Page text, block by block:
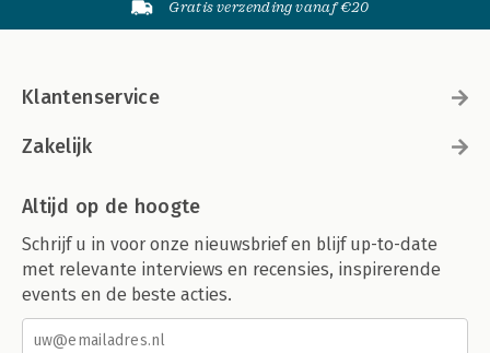
Gratis verzending vanaf €20
Klantenservice
Zakelijk
Altijd op de hoogte
Schrijf u in voor onze nieuwsbrief en blijf up-to-date
met relevante interviews en recensies, inspirerende
events en de beste acties.